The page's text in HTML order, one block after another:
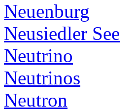
Neuenburg
Neusiedler See
Neutrino
Neutrinos
Neutron